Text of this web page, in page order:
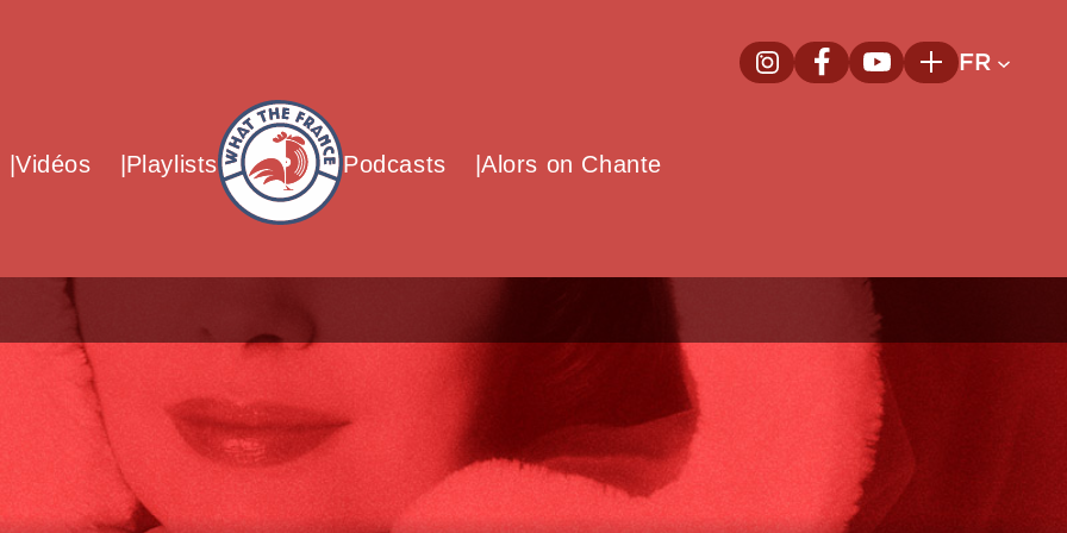
InstagramNouvelle fenêtre
FacebookNouvelle fenêtre
YoutubeNouvelle
PlusFR
Vidéos Playlists
What The France – Back to homepage
Podcasts Alors on Chante